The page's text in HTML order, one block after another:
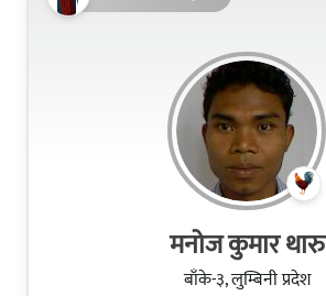
मनोज कुमार थारु
बाँके-३, लुम्बिनी प्रदेश